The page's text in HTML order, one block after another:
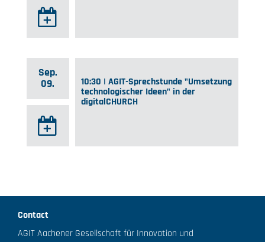
Sep.
09.
10:30 | AGIT-Sprechstunde "Umsetzung
technologischer Ideen" in der
digitalCHURCH
Contact
AGIT Aachener Gesellschaft für Innovation und